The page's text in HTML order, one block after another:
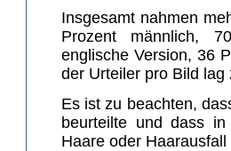
Insgesamt nahmen
Prozent männlich,
englische Version, 36
der Urteiler pro Bild
Es ist zu beachten,
beurteilte und dass
Haare oder